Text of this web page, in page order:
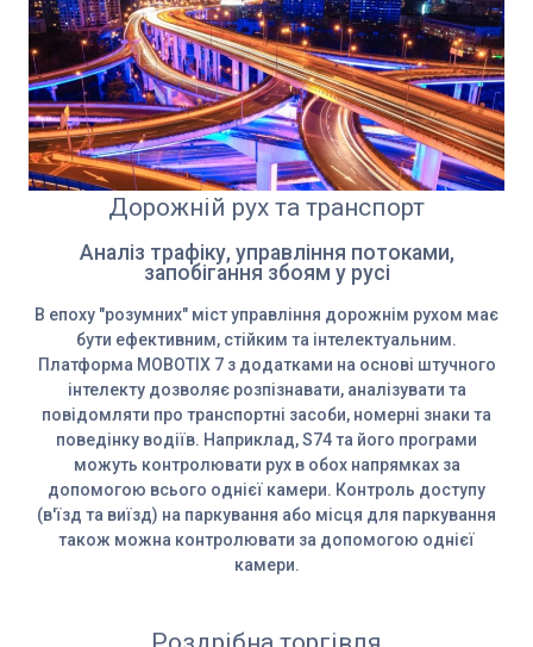
Дорожній рух та транспорт
Аналіз трафіку, управління потоками,
запобігання збоям у русі
В епоху "розумних" міст управління дорожнім рухом має
бути ефективним, стійким та інтелектуальним.
Платформа MOBOTIX 7 з додатками на основі штучного
інтелекту дозволяє розпізнавати, аналізувати та
повідомляти про транспортні засоби, номерні знаки та
поведінку водіїв. Наприклад, S74 та його програми
можуть контролювати рух в обох напрямках за
допомогою всього однієї камери. Контроль доступу
(в'їзд та виїзд) на паркування або місця для паркування
також можна контролювати за допомогою однієї
камери.